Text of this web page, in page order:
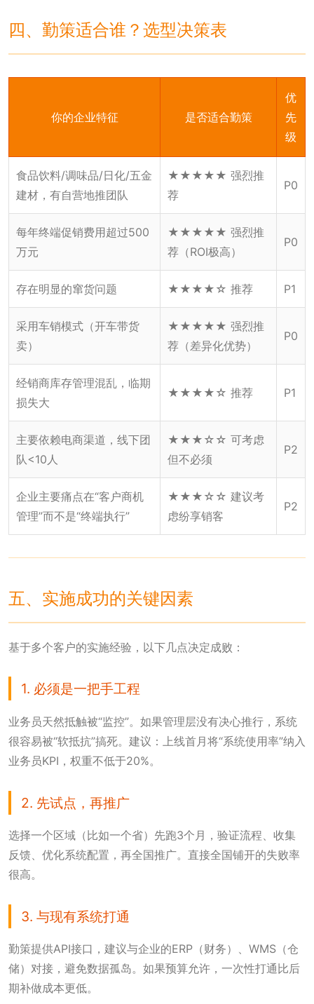
四、勤策适合谁？选型决策表
你的企业特征 是否适合勤策
优
先
级
食品饮料/调味品/日化/五金
建材，有自营地推团队
★★★★★ 强烈推
荐
P0
每年终端促销费用超过500
万元
★★★★★ 强烈推
荐（ROI极高）
P0
存在明显的窜货问题 ★★★★☆ 推荐 P1
采用车销模式（开车带货
卖）
★★★★★ 强烈推
荐（差异化优势）
P0
经销商库存管理混乱，临期
损失大
★★★★☆ 推荐 P1
主要依赖电商渠道，线下团
队<10人
★★★☆☆ 可考虑
但不必须
P2
企业主要痛点在“客户商机
管理”而不是“终端执行”
★★★☆☆ 建议考
虑纷享销客
P2
五、实施成功的关键因素
基于多个客户的实施经验，以下几点决定成败：
1. 必须是一把手工程
业务员天然抵触被“监控”。如果管理层没有决心推行，系统
很容易被“软抵抗”搞死。建议：上线首月将“系统使用率”纳入
业务员KPI，权重不低于20%。
2. 先试点，再推广
选择一个区域（比如一个省）先跑3个月，验证流程、收集
反馈、优化系统配置，再全国推广。直接全国铺开的失败率
很高。
3. 与现有系统打通
勤策提供API接口，建议与企业的ERP（财务）、WMS（仓
储）对接，避免数据孤岛。如果预算允许，一次性打通比后
期补做成本更低。